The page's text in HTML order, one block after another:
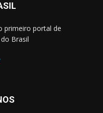
primeiro portal de
Brasil